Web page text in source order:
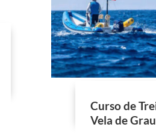
Curso de
Vela de